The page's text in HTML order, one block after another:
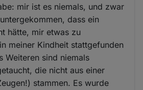
mir ist es niemals, und zwar
dass ein
hätte, mir etwas zu
meiner Kindheit stattgefunden
Weiteren sind niemals
die nicht aus einer
stammen. Es wurde